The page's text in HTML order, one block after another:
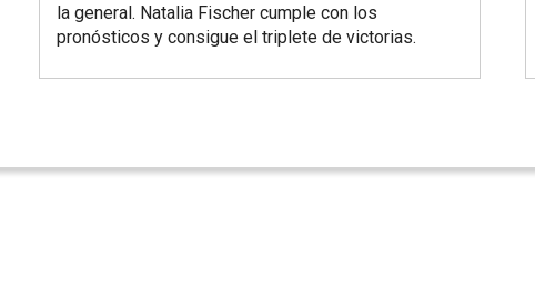
la general. Natalia Fischer cumple con los
pronósticos y consigue el triplete de victorias.